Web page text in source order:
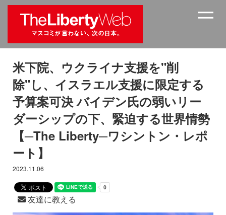
米下院、ウクライナ支援を"削
除"し、イスラエル支援に限定する
予算案可決 バイデン氏の弱いリー
ダーシップの下、緊迫する世界情勢
【─The Liberty─ワシントン・レポ
ート】
2023.11.06
友達に教える